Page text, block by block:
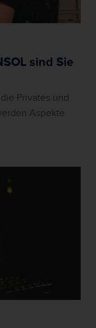
sind Sie
Privates und
Aspekte